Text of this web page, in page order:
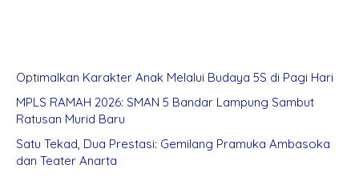
Optimalkan Karakter Anak Melalui Budaya 5S di Pagi Hari
MPLS RAMAH 2026: SMAN 5 Bandar Lampung Sambut
Ratusan Murid Baru
Satu Tekad, Dua Prestasi: Gemilang Pramuka Ambasoka
dan Teater Anarta